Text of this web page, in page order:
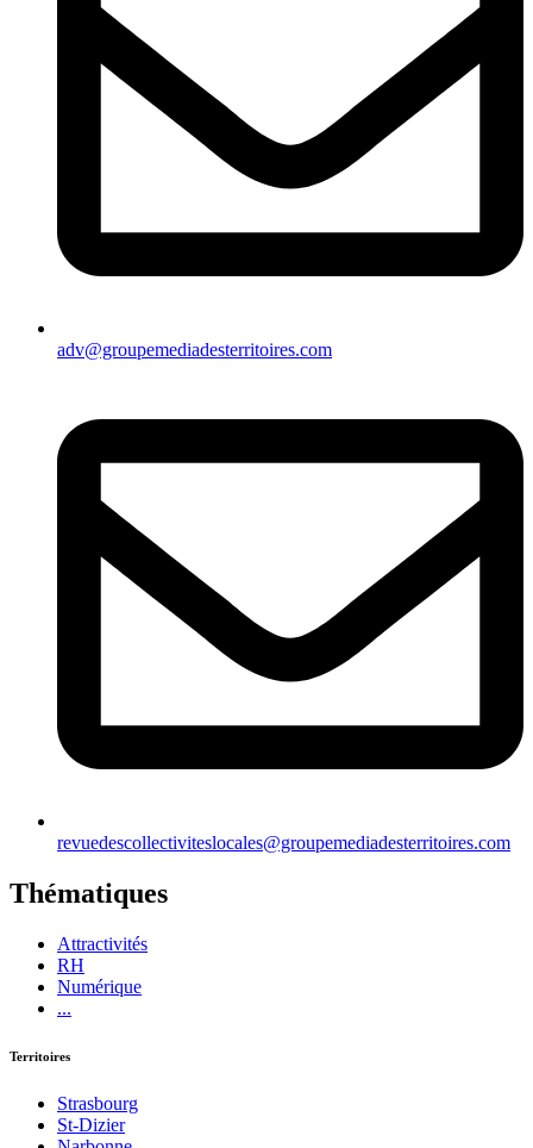
adv@groupemediadesterritoires.com
revuedescollectiviteslocales@groupemediadesterritoires.com
Thématiques
Attractivités
RH
Numérique
...
Territoires
Strasbourg
St-Dizier